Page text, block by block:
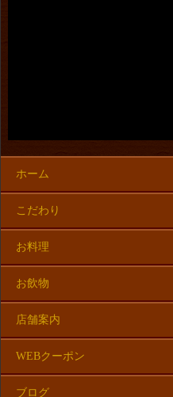
ホーム
こだわり
お料理
お飲物
店舗案内
WEBクーポン
ブログ